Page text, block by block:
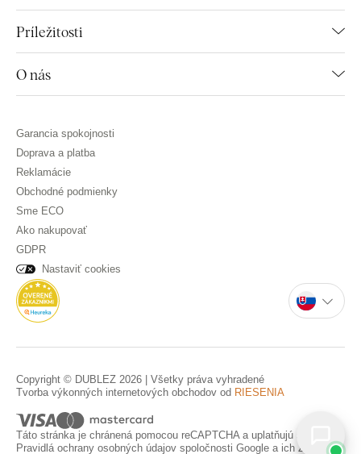
Príležitosti
O nás
Garancia spokojnosti
Doprava a platba
Reklamácie
Obchodné podmienky
Sme ECO
Ako nakupovať
GDPR
Nastaviť cookies
Copyright © DUBLEZ 2026 | Všetky práva vyhradené
Tvorba výkonných internetových obchodov od RIESENIA
Táto stránka je chránená pomocou reCAPTCHA a uplatňujú sa
Pravidlá ochrany osobných údajov spoločnosti Google a ich Zmluvné